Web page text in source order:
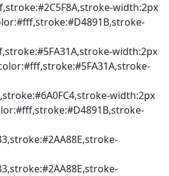
width:2px
width:2px
width:2px